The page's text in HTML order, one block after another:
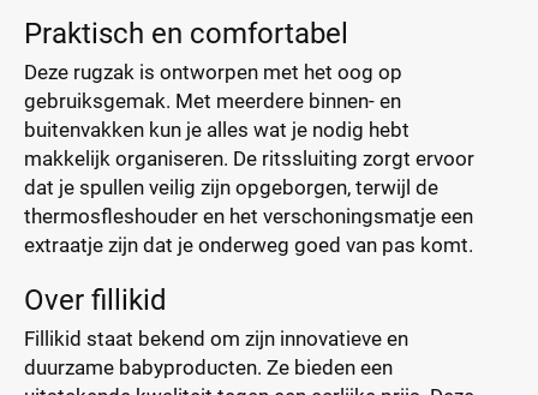
Praktisch en comfortabel
Deze rugzak is ontworpen met het oog op
gebruiksgemak. Met meerdere binnen- en
buitenvakken kun je alles wat je nodig hebt
makkelijk organiseren. De ritssluiting zorgt ervoor
dat je spullen veilig zijn opgeborgen, terwijl de
thermosfleshouder en het verschoningsmatje een
extraatje zijn dat je onderweg goed van pas komt.
Over fillikid
Fillikid staat bekend om zijn innovatieve en
duurzame babyproducten. Ze bieden een